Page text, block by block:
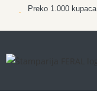
Preko 1.000 kupaca